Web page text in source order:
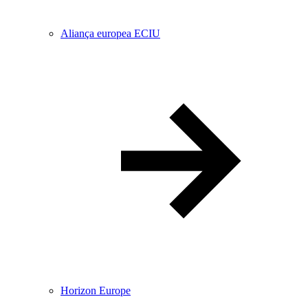
Aliança europea ECIU
Horizon Europe